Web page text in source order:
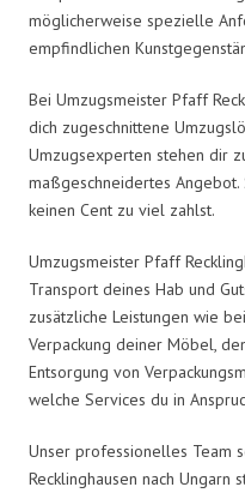
möglicherweise spezielle
empfindlichen
Bei Umzugsmeister Pfaff
dich zugeschnittene
Umzugsexperten stehen dir
maßgeschneidertes Angebot.
keinen Cent zu viel zahlst.
Umzugsmeister Pfaff
Transport deines Hab und
zusätzliche Leistungen wie
Verpackung deiner Möbel,
Entsorgung von
welche Services du in
Unser professionelles Team
Recklinghausen nach